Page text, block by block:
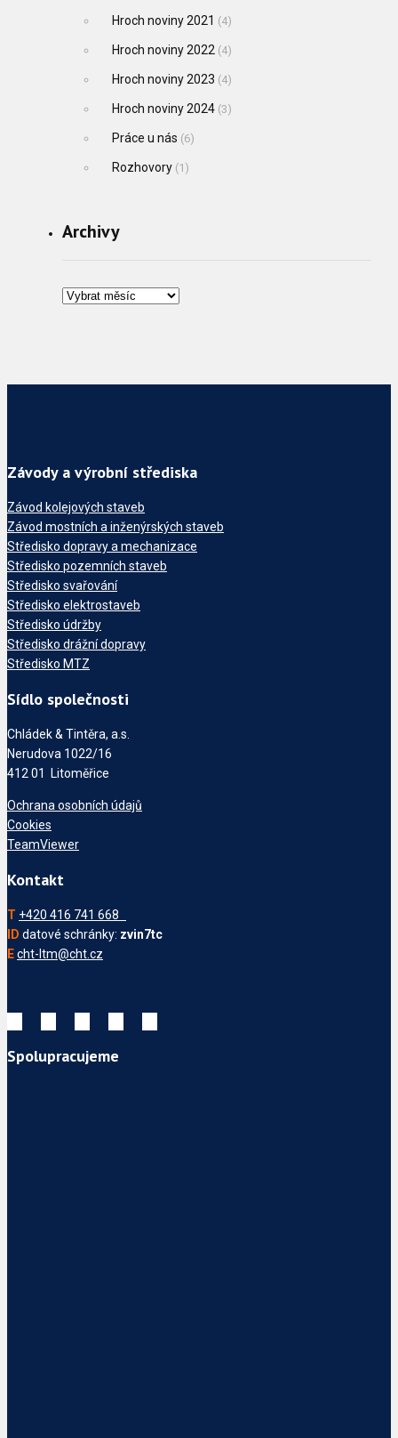
Hroch noviny 2021 (4)
Hroch noviny 2022(4)
Hroch noviny 2023 (4)
Hroch noviny 2024(3)
Práce u nás (6)
Rozhovory(1)
Archivy
Závody a výrobní střediska
Závod kolejových staveb
Závod mostních a inženýrských staveb
Středisko dopravy a mechanizace
Středisko pozemních staveb
Středisko svařování
Středisko elektrostaveb
Středisko údržby
Středisko drážní dopravy
Středisko MTZ
Sídlo společnosti
Chládek & Tintěra, a.s.
Nerudova 1022/16
412 01 Litoměřice
Ochrana osobních údajů
Cookies
TeamViewer
Kontakt
T +420 416 741 668
ID datové schránky: zvin7tc
Echt-ltm@cht.cz
Spolupracujeme